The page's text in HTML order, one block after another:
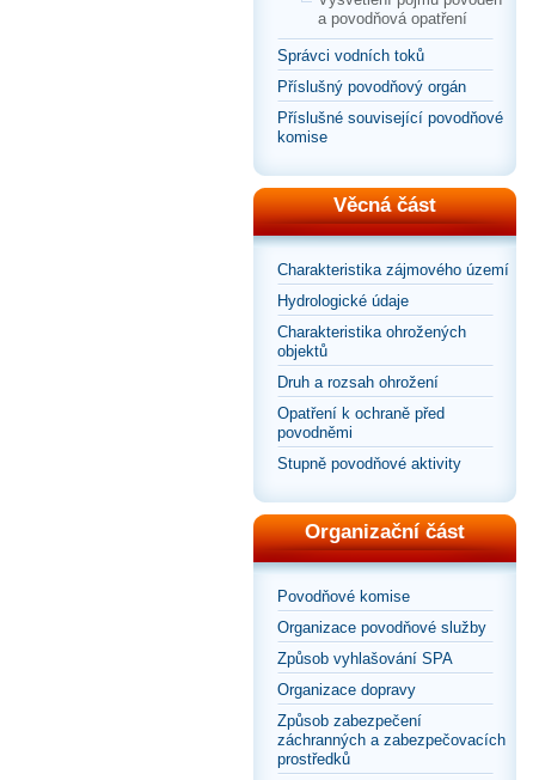
a povodňová opatření
Správci vodních toků
Příslušný povodňový orgán
Příslušné související povodňové
komise
Věcná část
Charakteristika zájmového území
Hydrologické údaje
Charakteristika ohrožených
objektů
Druh a rozsah ohrožení
Opatření k ochraně před
povodněmi
Stupně povodňové aktivity
Organizační část
Povodňové komise
Organizace povodňové služby
Způsob vyhlašování SPA
Organizace dopravy
Způsob zabezpečení
záchranných a zabezpečovacích
prostředků